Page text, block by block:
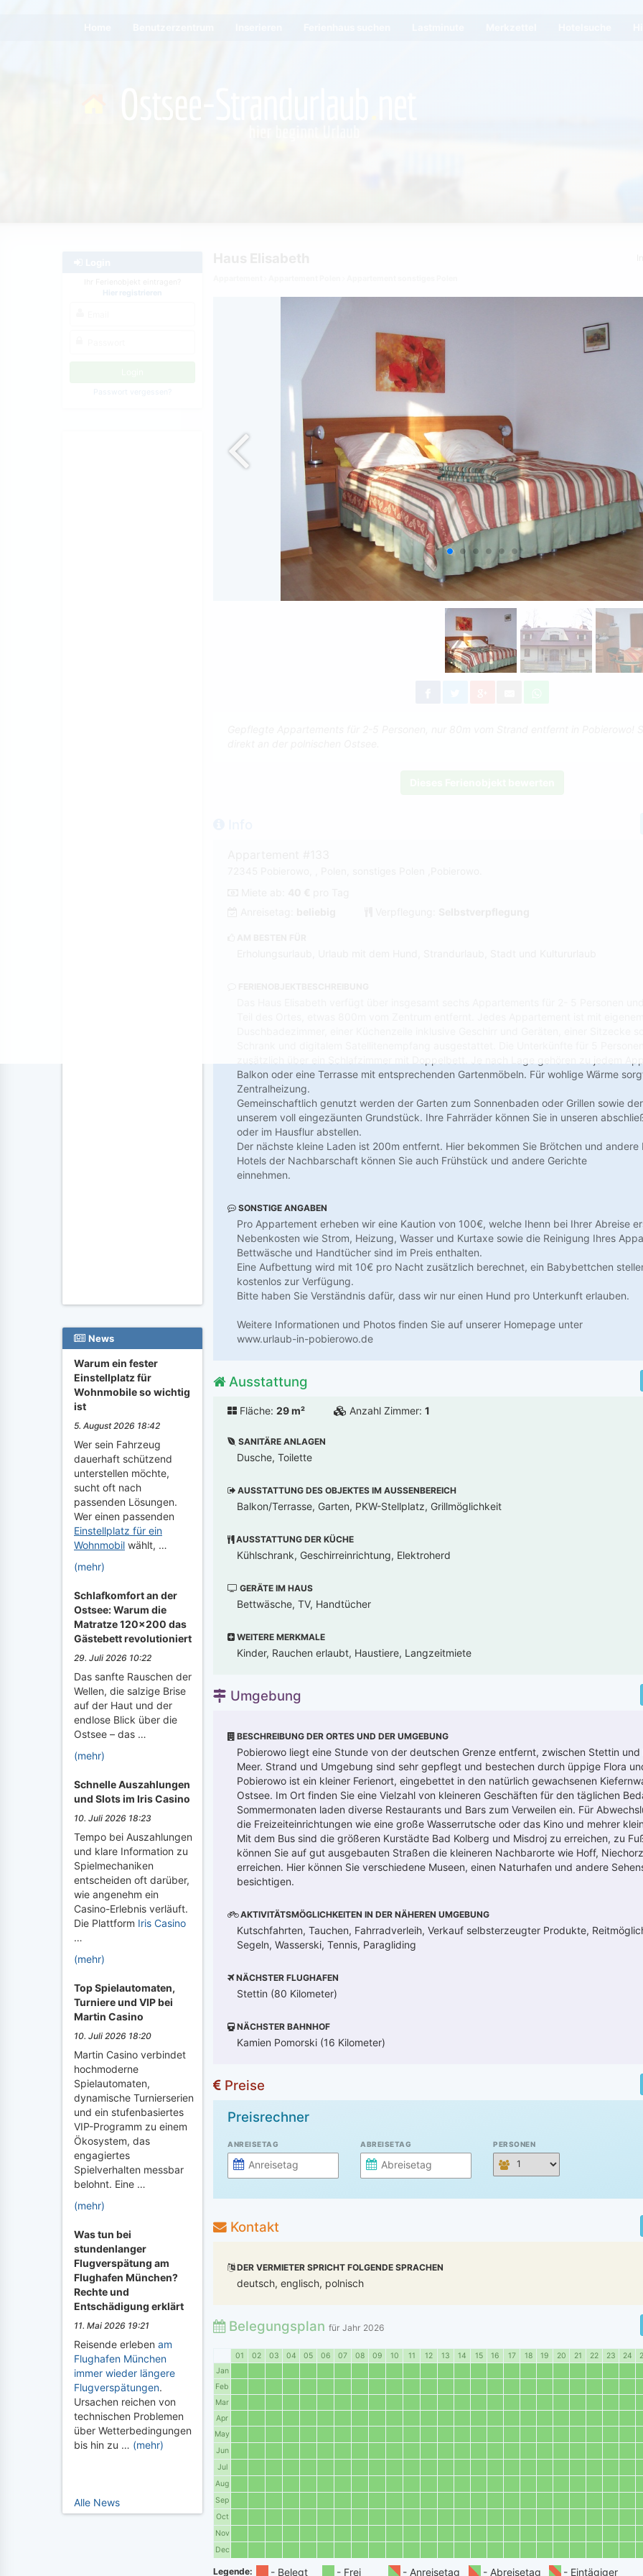
News
Warum ein fester
Einstellplatz für
Wohnmobile so wichtig
ist
5. August 2026 18:42
Wer sein Fahrzeug
dauerhaft schützend
unterstellen möchte,
sucht oft nach
passenden Lösungen.
Wer einen passenden
Einstellplatz für ein
Wohnmobil wählt, …
(mehr)
Schlafkomfort an der
Ostsee: Warum die
Matratze 120x200 das
Gästebett revolutioniert
29. Juli 2026 10:22
Das sanfte Rauschen der
Wellen, die salzige Brise
auf der Haut und der
endlose Blick über die
Ostsee – das …
(mehr)
Schnelle Auszahlungen
und Slots im Iris Casino
10. Juli 2026 18:23
Tempo bei Auszahlungen
und klare Information zu
Spielmechaniken
entscheiden oft darüber,
wie angenehm ein
Casino-Erlebnis verläuft.
Die Plattform Iris Casino
…
(mehr)
Top Spielautomaten,
Turniere und VIP bei
Martin Casino
10. Juli 2026 18:20
Martin Casino verbindet
hochmoderne
Spielautomaten,
dynamische Turnierserien
und ein stufenbasiertes
VIP-Programm zu einem
Ökosystem, das
engagiertes
Spielverhalten messbar
belohnt. Eine …
(mehr)
Was tun bei
stundenlanger
Flugverspätung am
Flughafen München?
Rechte und
Entschädigung erklärt
11. Mai 2026 19:21
Reisende erleben am
Flughafen München
immer wieder längere
Flugverspätungen.
Ursachen reichen von
technischen Problemen
über Wetterbedingungen
bis hin zu … (mehr)
Alle News
Balkon oder eine Terrasse mit entsprechenden Gartenmöbeln. Für wohlige Wärme
Zentralheizung.
Gemeinschaftlich genutzt werden der Garten zum Sonnenbaden oder Grillen sowie
unserem voll eingezäunten Grundstück. Ihre Fahrräder können Sie in unseren
oder im Hausflur abstellen.
Der nächste kleine Laden ist 200m entfernt. Hier bekommen Sie Brötchen und andere
Hotels der Nachbarschaft können Sie auch Frühstück und andere Gerichte
einnehmen.
SONSTIGE ANGABEN
Pro Appartement erheben wir eine Kaution von 100€, welche Ihenn bei Ihrer Abreise
Nebenkosten wie Strom, Heizung, Wasser und Kurtaxe sowie die Reinigung Ihres
Bettwäsche und Handtücher sind im Preis enthalten.
Eine Aufbettung wird mit 10€ pro Nacht zusätzlich berechnet, ein Babybettchen
kostenlos zur Verfügung.
Bitte haben Sie Verständnis dafür, dass wir nur einen Hund pro Unterkunft erlauben.
Weitere Informationen und Photos finden Sie auf unserer Homepage unter
www.urlaub-in-pobierowo.de
Ausstattung
Fläche: 29 m² Anzahl Zimmer: 1
SANITÄRE ANLAGEN
Dusche, Toilette
AUSSTATTUNG DES OBJEKTES IM AUSSENBEREICH
Balkon/Terrasse, Garten, PKW-Stellplatz, Grillmöglichkeit
AUSSTATTUNG DER KÜCHE
Kühlschrank, Geschirreinrichtung, Elektroherd
GERÄTE IM HAUS
Bettwäsche, TV, Handtücher
WEITERE MERKMALE
Kinder, Rauchen erlaubt, Haustiere, Langzeitmiete
Umgebung
BESCHREIBUNG DER ORTES UND DER UMGEBUNG
Pobierowo liegt eine Stunde von der deutschen Grenze entfernt, zwischen Stettin
Meer. Strand und Umgebung sind sehr gepflegt und bestechen durch üppige Flora
Pobierowo ist ein kleiner Ferienort, eingebettet in den natürlich gewachsenen
Ostsee. Im Ort finden Sie eine Vielzahl von kleineren Geschäften für den täglichen
Sommermonaten laden diverse Restaurants und Bars zum Verweilen ein. Für
die Freizeiteinrichtungen wie eine große Wasserrutsche oder das Kino und mehrer
Mit dem Bus sind die größeren Kurstädte Bad Kolberg und Misdroj zu erreichen, zu
können Sie auf gut ausgebauten Straßen die kleineren Nachbarorte wie Hoff,
erreichen. Hier können Sie verschiedene Museen, einen Naturhafen und andere
besichtigen.
AKTIVITÄTSMÖGLICHKEITEN IN DER NÄHEREN UMGEBUNG
Kutschfahrten, Tauchen, Fahrradverleih, Verkauf selbsterzeugter Produkte,
Segeln, Wasserski, Tennis, Paragliding
NÄCHSTER FLUGHAFEN
Stettin (80 Kilometer)
NÄCHSTER BAHNHOF
Kamien Pomorski (16 Kilometer)
Preise
Preisrechner
ANREISETAG ABREISETAG PERSONEN
Kontakt
DER VERMIETER SPRICHT FOLGENDE SPRACHEN
deutsch, englisch, polnisch
Belegungsplan für Jahr 2026
01 02 03 04 05 06 07 08 09 10 11 12 13 14 15 16 17 18 19 20 21 22 23 24
Jan
Feb
Mar
Apr
May
Jun
Jul
Aug
Sep
Oct
Nov
Dec
Legende: